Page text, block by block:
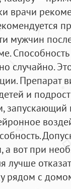
врачи
мужчин
случайно.
Препарат
и
а вот при
лучше
рядом с